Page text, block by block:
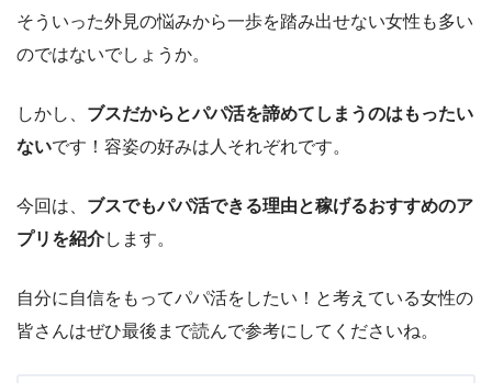
そういった外見の悩みから一歩を踏み出せない女性も多い
のではないでしょうか。
しかし、 ブスだからとパパ活を諦めてしまうのはもったい
ないです！容姿の好みは人それぞれです。
今回は、 ブスでもパパ活できる理由と稼げるおすすめのア
プリを紹介します。
自分に自信をもってパパ活をしたい！と考えている女性の
皆さんはぜひ最後まで読んで参考にしてくださいね。